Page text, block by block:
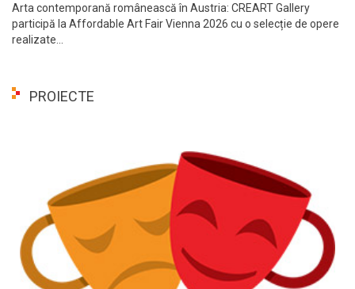
Arta contemporană românească în Austria: CREART Gallery
participă la Affordable Art Fair Vienna 2026 cu o selecție de opere
realizate...
PROIECTE